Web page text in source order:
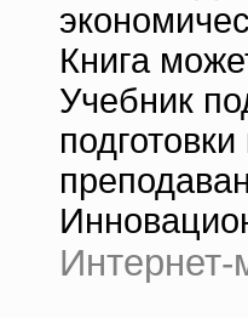
Книга
Учебник